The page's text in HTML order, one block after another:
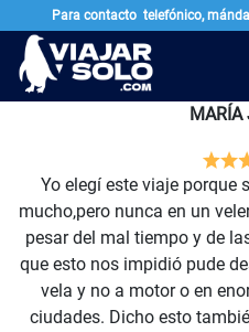
Ir al contenido principal
MARÍA
Yo elegí este viaje porque
mucho,pero nunca en un
pesar del mal tiempo y de
que esto nos impidió pude
vela y no a motor o en
ciudades. Dicho esto
Para contacto telefónico,